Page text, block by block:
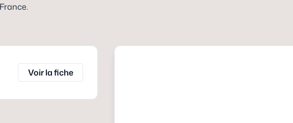
.
Voir la fiche